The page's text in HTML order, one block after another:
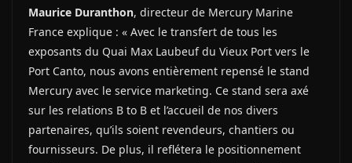
Maurice Duranthon, directeur de Mercury Marine
France explique : « Avec le transfert de tous les
exposants du Quai Max Laubeuf du Vieux Port vers le
Port Canto, nous avons entièrement repensé le stand
Mercury avec le service marketing. Ce stand sera axé
sur les relations B to B et l’accueil de nos divers
partenaires, qu’ils soient revendeurs, chantiers ou
fournisseurs. De plus, il reflétera le positionnement